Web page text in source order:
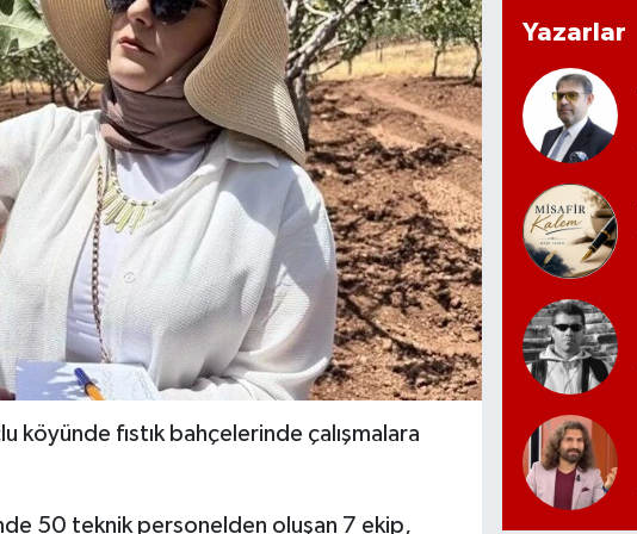
fıstık bahçelerinde çalışmalara
50 teknik personelden oluşan 7 ekip,
Yazarlar